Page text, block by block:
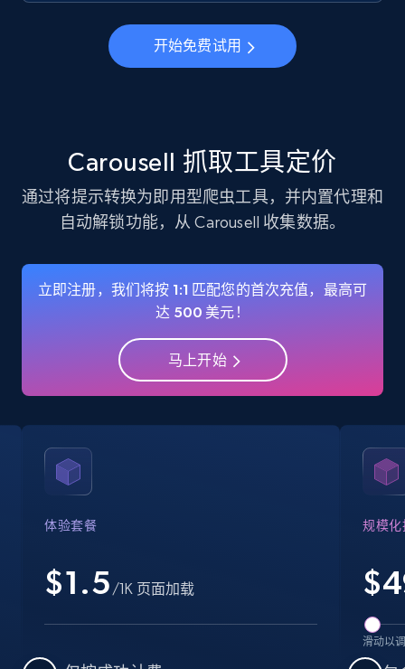
Instagram - Profiles - Collect profile
information by user name
22.3K+ 3.5K+ 注册使用
Name, URL, ID, Cb rank, Region, About,
Industries, Operating status, and more.
1.6K+ 注册使用
Crunchbase companies information -
Searching data by keyword
Name, URL, ID, Cb rank, Region, About,
Industries, Operating status, and more.
开始免费试用
Carousell 抓取工具定价
通过将提示转换为即用型爬虫工具，并内置代理和
自动解锁功能，从 Carousell 收集数据。
立即注册，我们将按 1:1 匹配您的首次充值，最高可
达 500 美元！
马上开始
体验套餐
$1.5 /1K 页面加载
规模化
$
滑动以